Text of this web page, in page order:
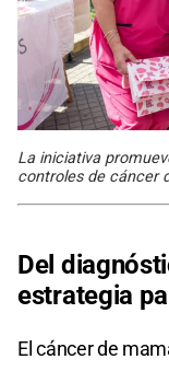
La iniciativa
controles de cáncer
Del
estrategia
El cáncer de